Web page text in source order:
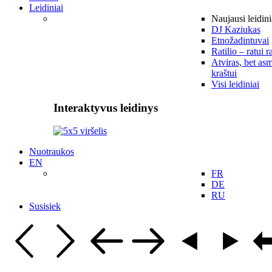
Leidiniai
Naujausi
DJ Kaziukas
Etnožadintuvai
Ratilio – ratui
Atviras, bet
kraštui
Visi leidiniai
Interaktyvus leidinys
Nuotraukos
EN
FR
DE
RU
Susisiek